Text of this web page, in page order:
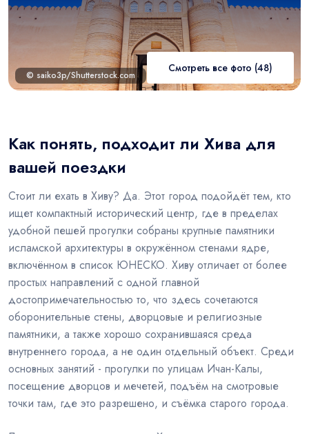
© saiko3p/Shutterstock.com
Смотреть все фото (48)
Как понять, подходит ли Хива для
вашей поездки
Стоит ли ехать в Хиву? Да. Этот город подойдёт тем, кто
ищет компактный исторический центр, где в пределах
удобной пешей прогулки собраны крупные памятники
исламской архитектуры в окружённом стенами ядре,
включённом в список ЮНЕСКО. Хиву отличает от более
простых направлений с одной главной
достопримечательностью то, что здесь сочетаются
оборонительные стены, дворцовые и религиозные
памятники, а также хорошо сохранившаяся среда
внутреннего города, а не один отдельный объект. Среди
основных занятий - прогулки по улицам Ичан-Калы,
посещение дворцов и мечетей, подъём на смотровые
точки там, где это разрешено, и съёмка старого города.